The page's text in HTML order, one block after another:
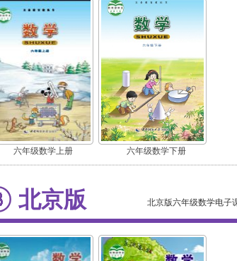
六年级数学上册 六年级数学下册
北京版 北京版六年级数学电子